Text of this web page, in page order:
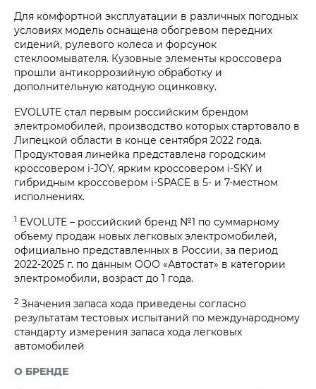
Для комфортной эксплуатации в различных погодных
условиях модель оснащена обогревом передних
сидений, рулевого колеса и форсунок
стеклоомывателя. Кузовные элементы кроссовера
прошли антикоррозийную обработку и
дополнительную катодную оцинковку.
EVOLUTE стал первым российским брендом
электромобилей, производство которых стартовало в
Липецкой области в конце сентября 2022 года.
Продуктовая линейка представлена городским
кроссовером i‑JOY, ярким кроссовером i‑SKY и
гибридным кроссовером i‑SPACE в 5- и 7-местном
исполнениях.
1 EVOLUTE – российский бренд №1 по суммарному
объему продаж новых легковых электромобилей,
официально представленных в России, за период
2022-2025 г. по данным ООО «Автостат» в категории
электромобили, возраст до 1 года.
2 Значения запаса хода приведены согласно
результатам тестовых испытаний по международному
стандарту измерения запаса хода легковых
автомобилей
О БРЕНДЕ